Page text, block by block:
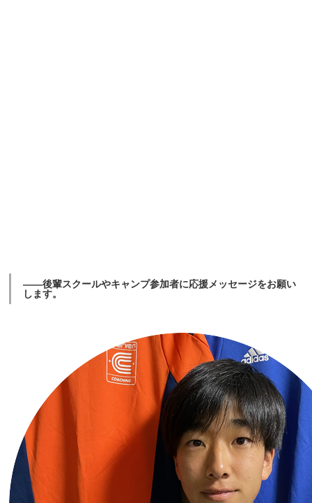
――後輩スクールやキャンプ参加者に応援メッセージをお願い
します。